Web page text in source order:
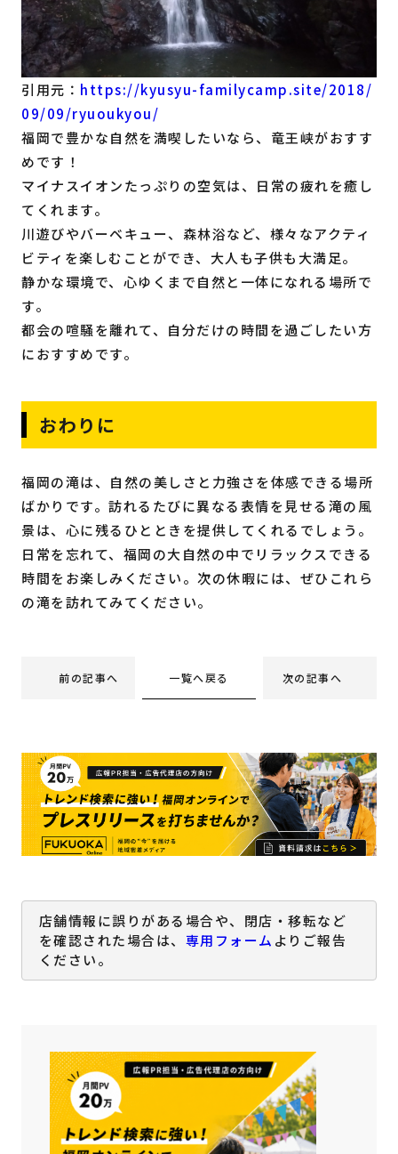
引用元： https://kyusyu-familycamp.site/2018/
09/09/ryuoukyou/
福岡で豊かな自然を満喫したいなら、竜王峡がおすす
めです！
マイナスイオンたっぷりの空気は、日常の疲れを癒し
てくれます。
川遊びやバーベキュー、森林浴など、様々なアクティ
ビティを楽しむことができ、大人も子供も大満足。
静かな環境で、心ゆくまで自然と一体になれる場所で
す。
都会の喧騒を離れて、自分だけの時間を過ごしたい方
におすすめです。
おわりに
福岡の滝は、自然の美しさと力強さを体感できる場所
ばかりです。訪れるたびに異なる表情を見せる滝の風
景は、心に残るひとときを提供してくれるでしょう。
日常を忘れて、福岡の大自然の中でリラックスできる
時間をお楽しみください。次の休暇には、ぜひこれら
の滝を訪れてみてください。
前の記事へ 一覧へ戻る 次の記事へ
店舗情報に誤りがある場合や、閉店・移転など
を確認された場合は、 専用フォーム よりご報告
ください。